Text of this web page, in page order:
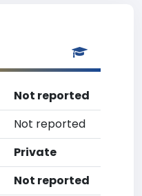
Not reported
Not reported
Private
Not reported